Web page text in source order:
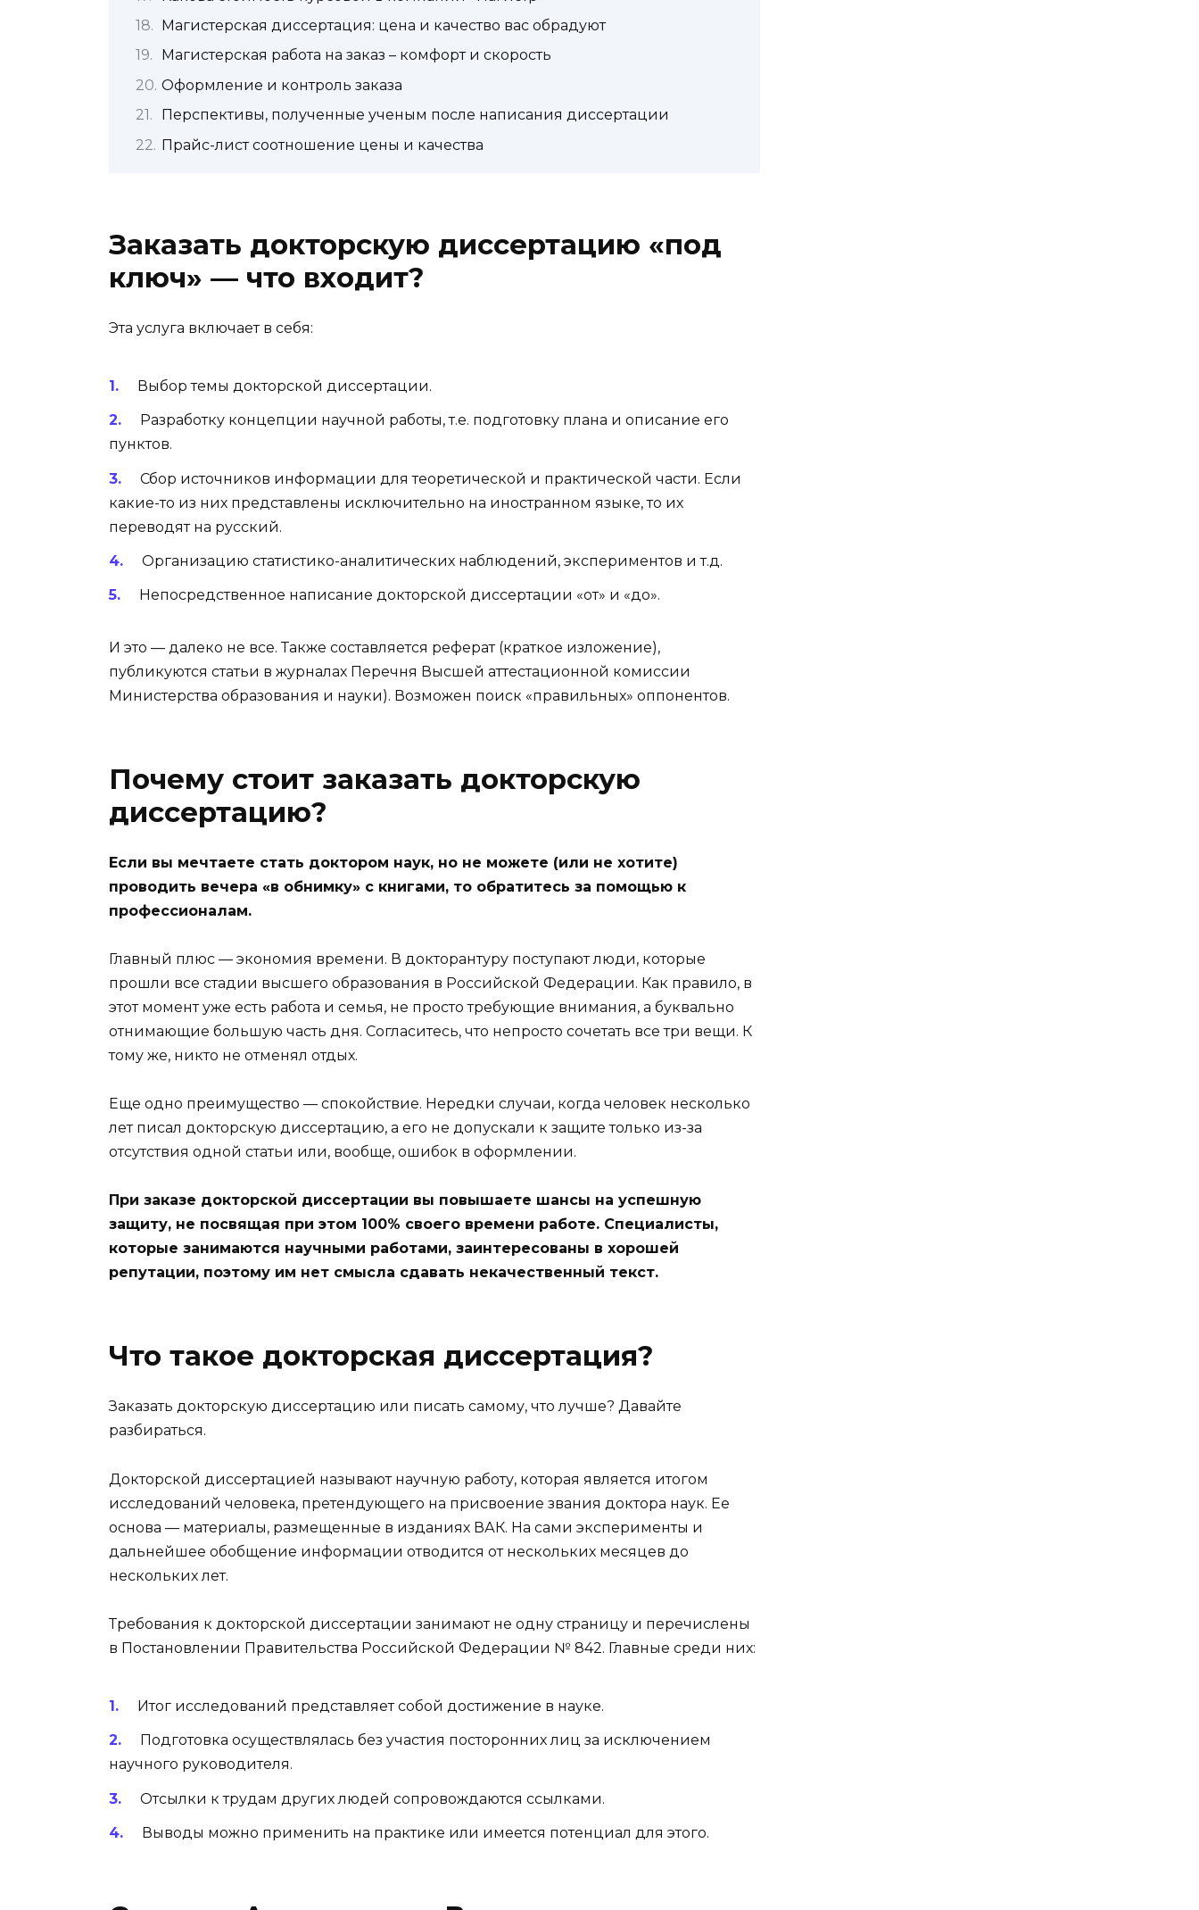
Магистерская диссертация: цена и качество вас обрадуют
Магистерская работа на заказ – комфорт и скорость
Оформление и контроль заказа
Перспективы, полученные ученым после написания диссертации
Прайс-лист соотношение цены и качества
Заказать докторскую диссертацию «под
ключ» — что входит?
Эта услуга включает в себя:
Выбор темы докторской диссертации.
Разработку концепции научной работы, т.е. подготовку плана и описание его
пунктов.
Сбор источников информации для теоретической и практической части. Если
какие-то из них представлены исключительно на иностранном языке, то их
переводят на русский.
Организацию статистико-аналитических наблюдений, экспериментов и т.д.
Непосредственное написание докторской диссертации «от» и «до».
И это — далеко не все. Также составляется реферат (краткое изложение),
публикуются статьи в журналах Перечня Высшей аттестационной комиссии
Министерства образования и науки). Возможен поиск «правильных» оппонентов.
Почему стоит заказать докторскую
диссертацию?
Если вы мечтаете стать доктором наук, но не можете (или не хотите)
проводить вечера «в обнимку» с книгами, то обратитесь за помощью к
профессионалам.
Главный плюс — экономия времени. В докторантуру поступают люди, которые
прошли все стадии высшего образования в Российской Федерации. Как правило, в
этот момент уже есть работа и семья, не просто требующие внимания, а буквально
отнимающие большую часть дня. Согласитесь, что непросто сочетать все три вещи. К
тому же, никто не отменял отдых.
Еще одно преимущество — спокойствие. Нередки случаи, когда человек несколько
лет писал докторскую диссертацию, а его не допускали к защите только из-за
отсутствия одной статьи или, вообще, ошибок в оформлении.
При заказе докторской диссертации вы повышаете шансы на успешную
защиту, не посвящая при этом 100% своего времени работе. Специалисты,
которые занимаются научными работами, заинтересованы в хорошей
репутации, поэтому им нет смысла сдавать некачественный текст.
Что такое докторская диссертация?
Заказать докторскую диссертацию или писать самому, что лучше? Давайте
разбираться.
Докторской диссертацией называют научную работу, которая является итогом
исследований человека, претендующего на присвоение звания доктора наук. Ее
основа — материалы, размещенные в изданиях ВАК. На сами эксперименты и
дальнейшее обобщение информации отводится от нескольких месяцев до
нескольких лет.
Требования к докторской диссертации занимают не одну страницу и перечислены
в Постановлении Правительства Российской Федерации № 842. Главные среди них:
Итог исследований представляет собой достижение в науке.
Подготовка осуществлялась без участия посторонних лиц за исключением
научного руководителя.
Отсылки к трудам других людей сопровождаются ссылками.
Выводы можно применить на практике или имеется потенциал для этого.